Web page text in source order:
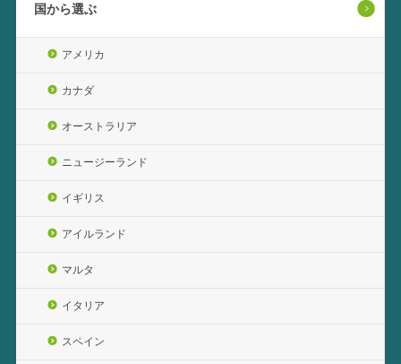
国から選ぶ
アメリカ
カナダ
オーストラリア
ニュージーランド
イギリス
アイルランド
マルタ
イタリア
スペイン